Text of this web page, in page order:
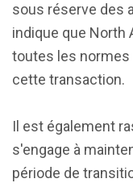
sous réserve des
indique que North
toutes les normes
cette transaction.
Il est également
s'engage à
période de